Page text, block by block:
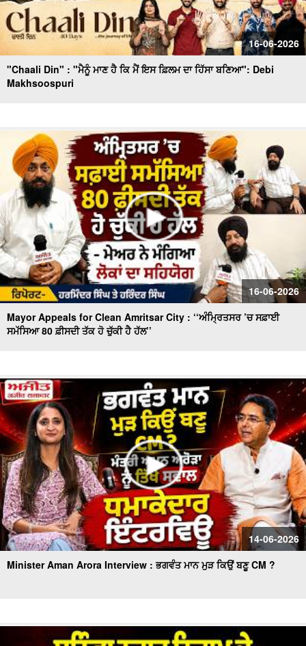
16-06-2026
"Chaali Din" : "ਮੈਨੂੰ ਮਾਣ ਹੈ ਕਿ ਮੈਂ ਇਸ ਫ਼ਿਲਮ ਦਾ ਹਿੱਸਾ ਬਣਿਆ": Debi
Makhsoospuri
16-06-2026
Mayor Appeals for Clean Amritsar City : ‘‘ਅੰਮ੍ਰਿਤਸਰ ’ਚ ਸਫ਼ਾਈ
ਸਮੱਸਿਆ 80 ਫ਼ੀਸਦੀ ਤੱਕ ਹੋ ਚੁੱਕੀ ਹੈ ਹੱਲ’’
14-06-2026
Minister Aman Arora Interview : ਭਗਵੰਤ ਮਾਨ ਮੁੜ ਕਿਉਂ ਬਣੂ CM ?